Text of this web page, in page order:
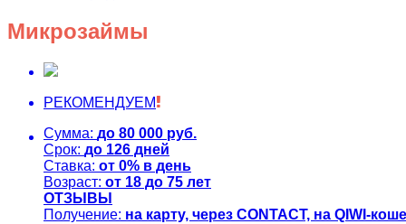
Микрозаймы
РЕКОМЕНДУЕМ
Сумма: до 80 000 руб.
Срок: до 126 дней
Ставка: от 0% в день
Возраст: от 18 до 75 лет
ОТЗЫВЫ
Получение: на карту, через CONTACT, на QIWI-